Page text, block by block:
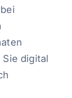
digital